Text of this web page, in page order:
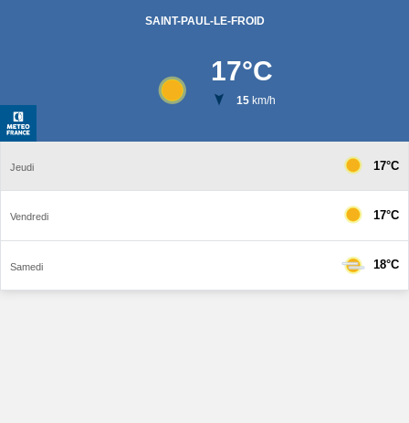
SAINT-PAUL-LE-FROID
17°C
15km/h
Jeudi 17°C
Vendredi 17°C
Samedi 18°C